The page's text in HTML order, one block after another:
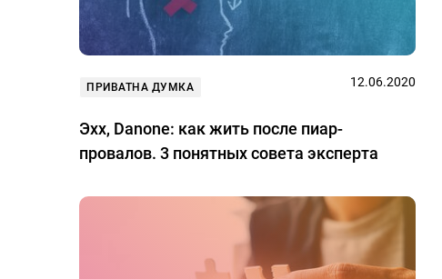
ПРИВАТНА ДУМКА 12.06.2020
Эхх, Danone: как жить после пиар-
провалов. 3 понятных совета эксперта